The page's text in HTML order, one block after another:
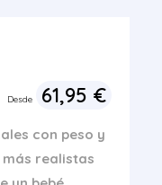
Desde 61,95 €
con peso y
realistas